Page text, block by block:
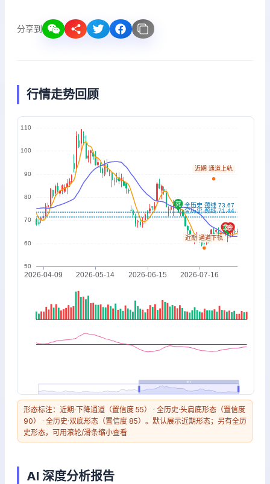
分享到
行情走势回顾
形态标注：近期·下降通道（置信度 55） · 全历史·头肩底形态（置信度
90） · 全历史·双底形态（置信度 85）。默认展示近期形态；另有全历
史形态，可用滚轮/滑条缩小查看
AI 深度分析报告